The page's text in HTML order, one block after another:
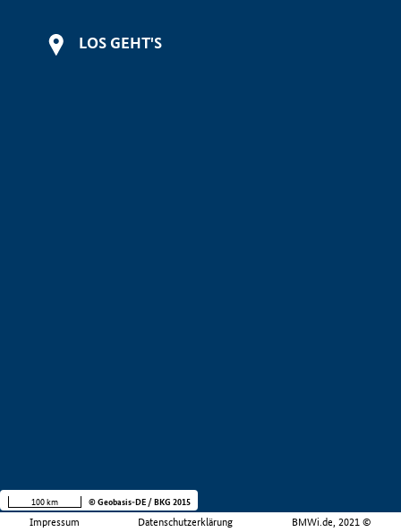
LOS GEHT'S
Impressum Datenschutzerklärung BMWi.de, 2021 ©
100 km © Geobasis-DE / BKG 2015